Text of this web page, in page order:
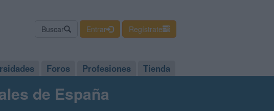
Buscar Entrar Regístrate
Foros Profesiones Tienda
de España